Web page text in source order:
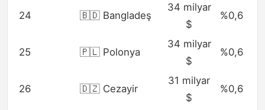
24 🇧🇩 Bangladeş
34 milyar
$
%0,6
25 🇵🇱 Polonya
34 milyar
$
%0,6
26 🇩🇿 Cezayir
31 milyar
$
%0,6